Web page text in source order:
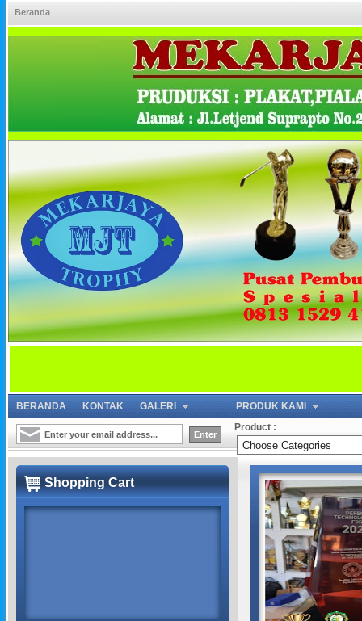
Beranda
BERANDA KONTAK GALERI
PRODUK KAMI
Product :
Shopping Cart